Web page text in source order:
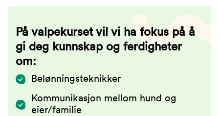
På valpekurset vil vi ha fokus på å
gi deg kunnskap og ferdigheter
om:
Belønningsteknikker
Kommunikasjon mellom hund og
eier/familie